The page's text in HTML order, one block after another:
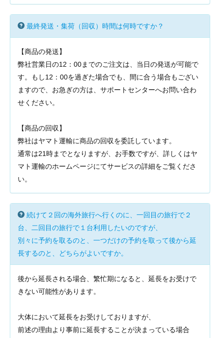
最終発送・集荷（回収）時間は何時ですか？
【商品の発送】
弊社営業日の12：00までのご注文は、当日の発送が可能で
す。もし12：00を過ぎた場合でも、間に合う場合もござい
ますので、お急ぎの方は、サポートセンターへお問い合わ
せください。
【商品の回収】
弊社はヤマト運輸に商品の回収を委託しています。
通常は21時までとなりますが、お手数ですが、詳しくはヤ
マト運輸のホームページにてサービスの詳細をご覧くださ
い。
続けて２回の海外旅行へ行くのに、一回目の旅行で２
台、二回目の旅行で１台利用したいのですが、
別々に予約を取るのと、一つだけの予約を取って後から延
長するのと、どちらがよいですか。
後から延長される場合、繁忙期になると、延長をお受けで
きない可能性があります。
大体において延長をお受けしておりますが、
前述の理由より事前に延長することが決まっている場合